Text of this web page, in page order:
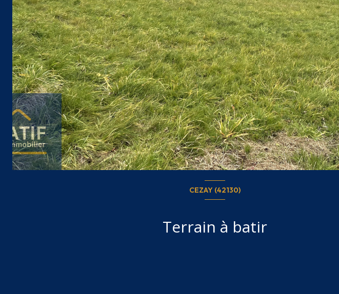
CEZAY (42130)
Terrain à batir